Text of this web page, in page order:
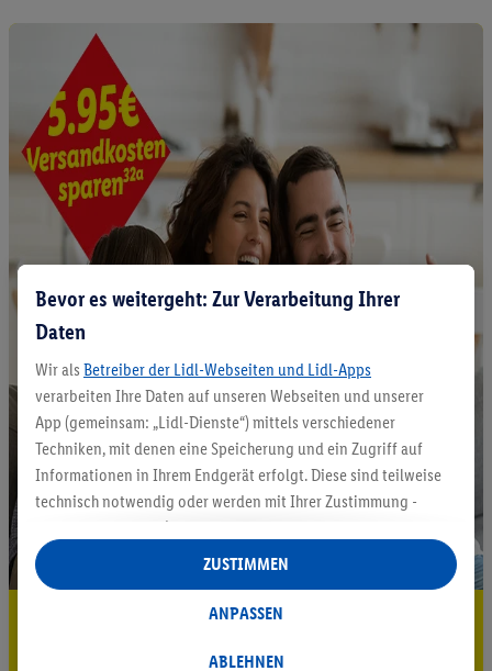
5.95 € Versand sparen³²ᵃ
Jetzt zum Newsletter anmelden
Bevor es weitergeht: Zur Verarbeitung Ihrer
Daten
Wir als Betreiber der Lidl-Webseiten und Lidl-Apps
verarbeiten Ihre Daten auf unseren Webseiten und unserer
App (gemeinsam: „Lidl-Dienste“) mittels verschiedener
Techniken, mit denen eine Speicherung und ein Zugriff auf
Informationen in Ihrem Endgerät erfolgt. Diese sind teilweise
technisch notwendig oder werden mit Ihrer Zustimmung -
auch durch Partner (u.a.
Verantwortliche; im Zusammenhang mit dem IAB TCF
insgesamt
Statistik-Erstellung oder für personalisierte Werbung
Datenverarbeitungen für personalisierte Werbung werden
ABLEHNEN
ANPASSEN
ZUSTIMMEN